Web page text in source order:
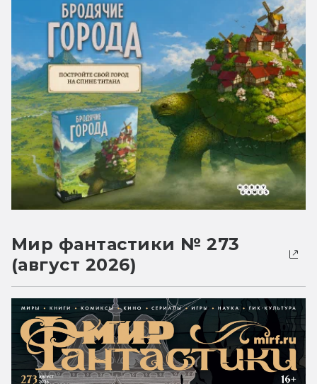
Мир фантастики № 273
(август 2026)